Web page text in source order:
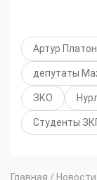
Артур
депутаты
ЗКО
Студенты
Главная / Новости